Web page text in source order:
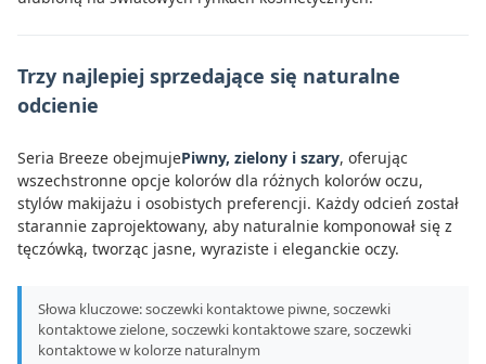
Trzy najlepiej sprzedające się naturalne
odcienie
Seria Breeze obejmujePiwny, zielony i szary, oferując
wszechstronne opcje kolorów dla różnych kolorów oczu,
stylów makijażu i osobistych preferencji. Każdy odcień został
starannie zaprojektowany, aby naturalnie komponował się z
tęczówką, tworząc jasne, wyraziste i eleganckie oczy.
Słowa kluczowe: soczewki kontaktowe piwne, soczewki
kontaktowe zielone, soczewki kontaktowe szare, soczewki
kontaktowe w kolorze naturalnym